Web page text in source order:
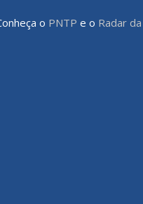
o PNTP e o Radar